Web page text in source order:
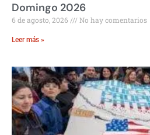
Domingo 2026
6 de agosto, 2026 No hay comentarios
Leer más »